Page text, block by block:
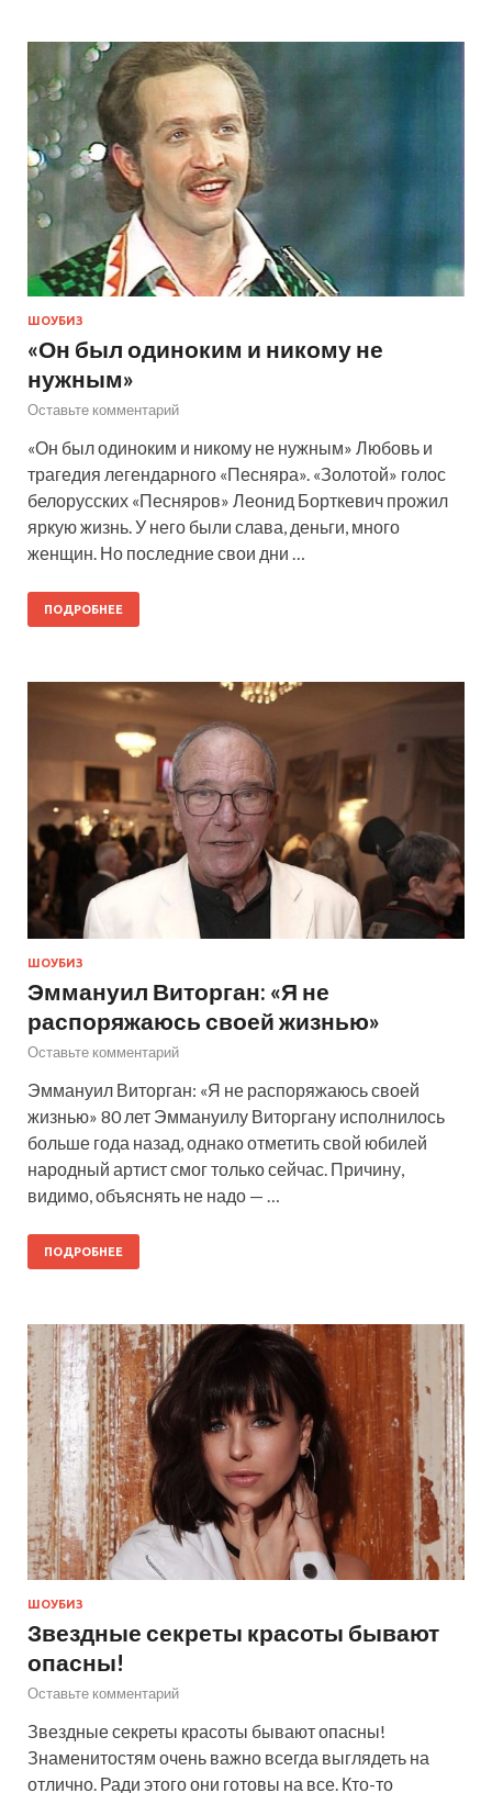
ШОУБИЗ
«Он был одиноким и никому не
нужным»
Оставьте комментарий
«Он был одиноким и никому не нужным» Любовь и
трагедия легендарного «Песняра». «Золотой» голос
белорусских «Песняров» Леонид Борткевич прожил
яркую жизнь. У него были слава, деньги, много
женщин. Но последние свои дни …
ПОДРОБНЕЕ
ШОУБИЗ
Эммануил Виторган: «Я не
распоряжаюсь своей жизнью»
Оставьте комментарий
Эммануил Виторган: «Я не распоряжаюсь своей
жизнью» 80 лет Эммануилу Виторгану исполнилось
больше года назад, однако отметить свой юбилей
народный артист смог только сейчас. Причину,
видимо, объяснять не надо — …
ПОДРОБНЕЕ
ШОУБИЗ
Звездные секреты красоты бывают
опасны!
Оставьте комментарий
Звездные секреты красоты бывают опасны!
Знаменитостям очень важно всегда выглядеть на
отлично. Ради этого они готовы на все. Кто-то